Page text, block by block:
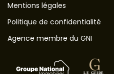
Mentions légales
Politique de confidentialité
Agence membre du GNI